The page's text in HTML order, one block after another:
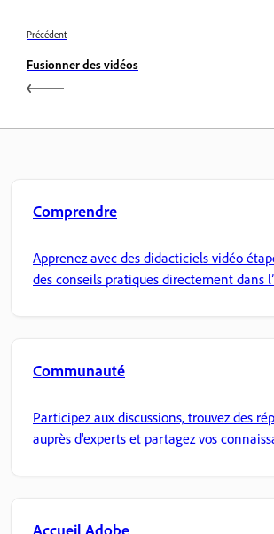
Précédent
Fusionner des vidéos
Comprendre
Apprenez avec des didacticiels vidéo
des conseils pratiques directement dans
Communauté
Participez aux discussions, trouvez des
auprès d'experts et partagez vos
Accueil Adobe